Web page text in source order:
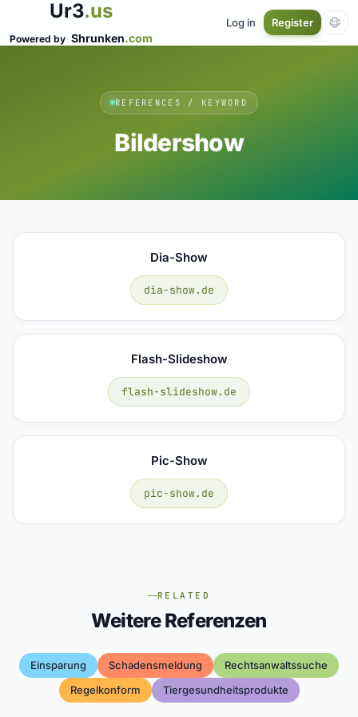
Ur3.us
Powered by Shrunken.com
Log in Register
REFERENCES / KEYWORD
Bildershow
Dia-Show
dia-show.de
Flash-Slideshow
flash-slideshow.de
Pic-Show
pic-show.de
RELATED
Weitere Referenzen
Einsparung Schadensmeldung
Rechtsanwaltssuche
Regelkonform
Tiergesundheitsprodukte